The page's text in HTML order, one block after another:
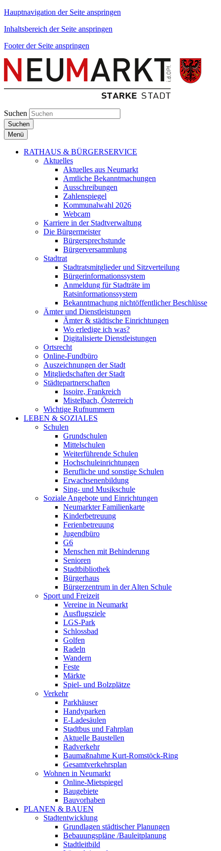
Hauptnavigation der Seite anspringen
Inhaltsbereich der Seite anspringen
Footer der Seite anspringen
Suchen
Suchen
Menü
RATHAUS & BÜRGERSERVICE
Aktuelles
Aktuelles aus Neumarkt
Amtliche Bekanntmachungen
Ausschreibungen
Zahlenspiegel
Kommunalwahl 2026
Webcam
Karriere in der Stadtverwaltung
Die Bürgermeister
Bürgersprechstunde
Bürgerversammlung
Stadtrat
Stadtratsmitglieder und Sitzverteilung
Bürgerinformationssystem
Anmeldung für Stadträte im
Ratsinformationssystem
Bekanntmachung nichtöffentlicher Beschlüsse
Ämter und Dienstleistungen
Ämter & städtische Einrichtungen
Wo erledige ich was?
Digitalisierte Dienstleistungen
Ortsrecht
Online-Fundbüro
Auszeichnungen der Stadt
Mitgliedschaften der Stadt
Städtepartnerschaften
Issoire, Frankreich
Mistelbach, Österreich
Wichtige Rufnummern
LEBEN & SOZIALES
Schulen
Grundschulen
Mittelschulen
Weiterführende Schulen
Hochschuleinrichtungen
Berufliche und sonstige Schulen
Erwachsenenbildung
Sing- und Musikschule
Soziale Angebote und Einrichtungen
Neumarkter Familienkarte
Kinderbetreuung
Ferienbetreuung
Jugendbüro
G6
Menschen mit Behinderung
Senioren
Stadtbibliothek
Bürgerhaus
Bürgerzentrum in der Alten Schule
Sport und Freizeit
Vereine in Neumarkt
Ausflugsziele
LGS-Park
Schlossbad
Golfen
Radeln
Wandern
Feste
Märkte
Spiel- und Bolzplätze
Verkehr
Parkhäuser
Handyparken
E-Ladesäulen
Stadtbus und Fahrplan
Aktuelle Baustellen
Radverkehr
Baumaßnahme Kurt-Romstöck-Ring
Gesamtverkehrsplan
Wohnen in Neumarkt
Online-Mietspiegel
Baugebiete
Bauvorhaben
PLANEN & BAUEN
Stadtentwicklung
Grundlagen städtischer Planungen
Bebauungspläne /Bauleitplanung
Stadtleitbild